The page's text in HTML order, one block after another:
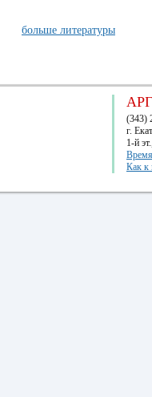
больше литературы
(343)
г.
1-й
Как к